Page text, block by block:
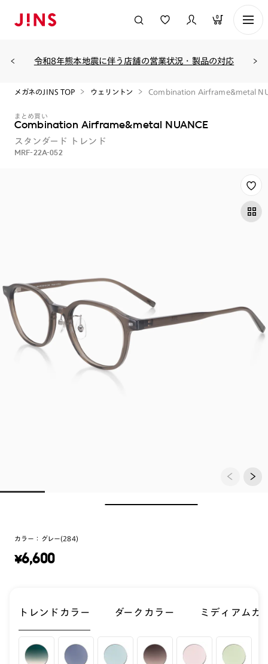
0
令和8年熊本地震に伴う店舗の営業状況・製品の対応
メガネのJINS TOP ウェリントン Combination Airframe&metal
まとめ買い
Combination Airframe&metal NUANCE
スタンダード トレンド
MRF-22A-052
カラー： グレー(284)
¥6,600
トレンドカラー ダークカラー ミディアムカ